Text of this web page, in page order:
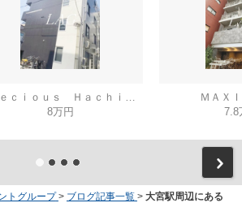
8万円
ＭＡＸ
7.8
トグループ > ブログ記事一覧 > 大宮駅周辺にある